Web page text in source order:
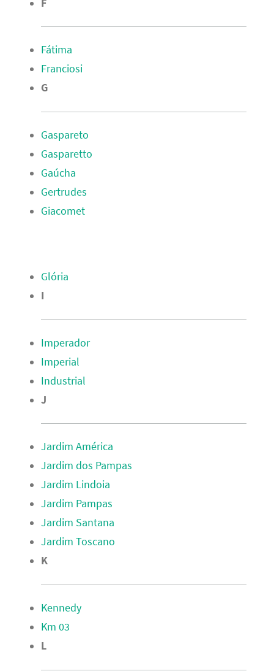
F
Fátima
Franciosi
G
Gaspareto
Gasparetto
Gaúcha
Gertrudes
Giacomet
Glória
I
Imperador
Imperial
Industrial
J
Jardim América
Jardim dos Pampas
Jardim Lindoia
Jardim Pampas
Jardim Santana
Jardim Toscano
K
Kennedy
Km 03
L